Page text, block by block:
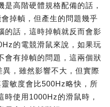
高階硬體規格配備的話，
掉幀，但產生的問題幾乎
的話，這時掉幀就反而會影
的電競滑鼠來說，如果玩
會有掉幀的問題，這兩個狀
，雖然影響不大，但實際
敏度會比500Hz略快，所
時使用1000Hz的滑鼠時，